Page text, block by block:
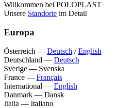
Willkommen bei POLOPLAST
Unsere Standorte im Detail
Europa
Österreich — Deutsch /English
Deutschland — Deutsch
Sverige — Svenska
France — Français
International — English
Danmark — Dansk
Italia — Italiano